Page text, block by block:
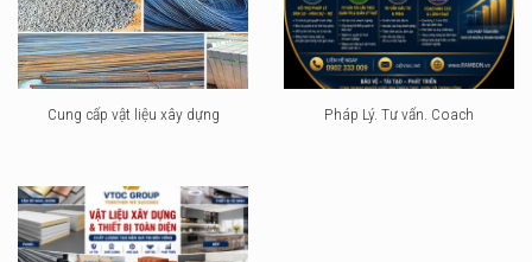
Cung cấp vật liệu xây dựng Pháp Lý. Tư vấn. Coach